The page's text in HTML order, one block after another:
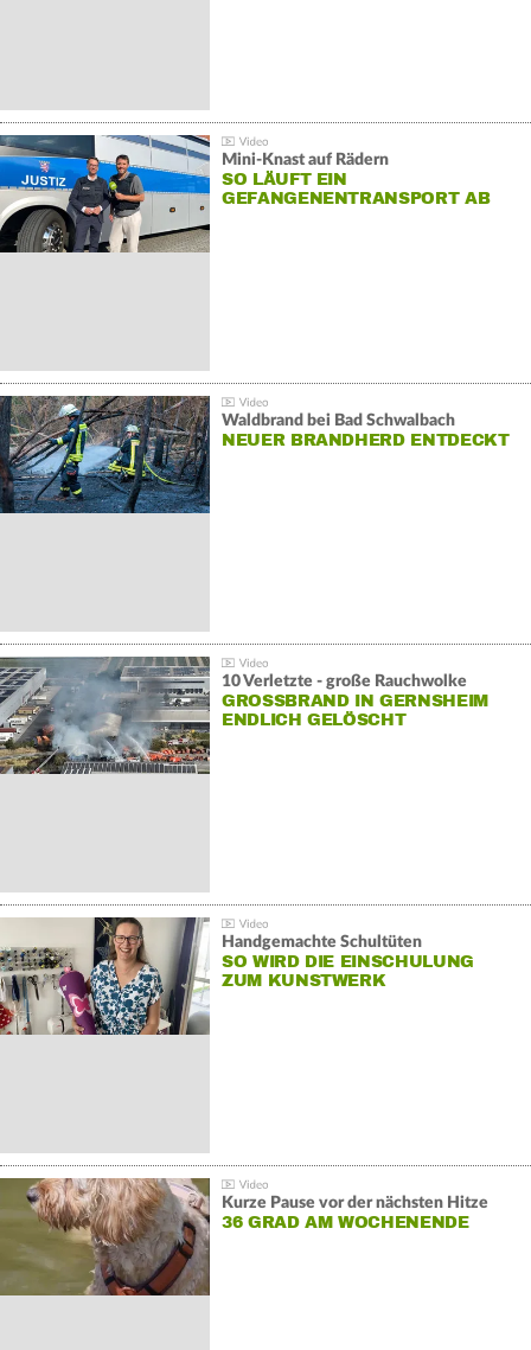
Mini-Knast auf Rädern
SO LÄUFT EIN
GEFANGENENTRANSPORT AB
Waldbrand bei Bad Schwalbach
NEUER BRANDHERD ENTDECKT
10 Verletzte - große Rauchwolke
GROSSBRAND IN GERNSHEIM E
NDLICH GELÖSCHT
Handgemachte Schultüten
SO WIRD DIE EINSCHULUNG
ZUM KUNSTWERK
Kurze Pause vor der nächsten Hitze
36 GRAD AM WOCHENENDE